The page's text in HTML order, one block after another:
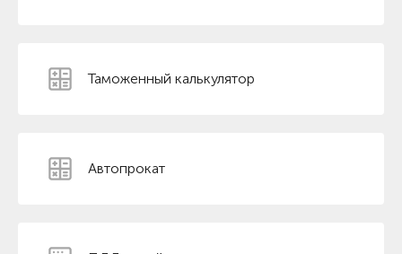
Таможенный калькулятор
Автопрокат